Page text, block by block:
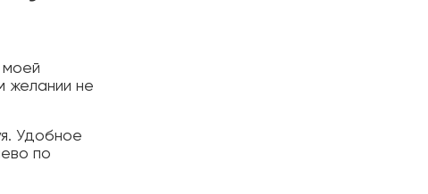
желании не
Удобное
по